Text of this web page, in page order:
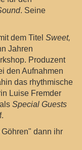
. Seine
dem TitelSweet,
Jahren
Produzent
den Aufnahmen
das rhythmische
Luise Fremder
alsSpecial Guests
dann ihr